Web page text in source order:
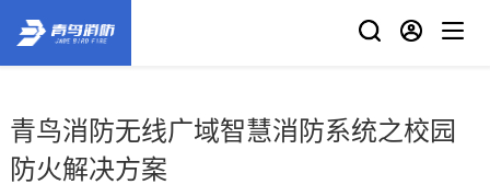
青鸟消防无线广域智慧消防系统之校园
防火解决方案